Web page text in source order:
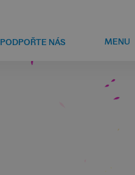
PODPOŘTE NÁS MENU